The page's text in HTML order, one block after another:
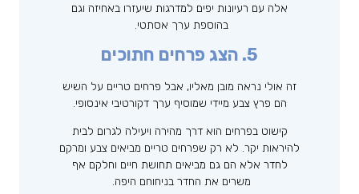
אלה עם רעיונות יפים למדרגות שיעזרו באחיזה וגם
בהוספת ערך אסתטי.
5. הצג פרחים חתוכים
זה אולי נראה מובן מאליו, אבל פרחים טריים על השיש
הם פרץ צבע מיידי שמוסיף ערך דקורטיבי אינסופי.
קישוט בפרחים הוא דרך מהירה ויעילה לגרום לבית
להיראות יקר. לא רק שפרחים טריים מביאים צבע ומרקם
לחדר אלא הם גם מביאים תחושת חיים וחלקם אף
משרים את החדר בניחוחם היפה.